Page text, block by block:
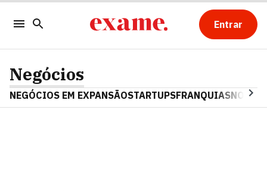
Entrar
Negócios
NEGÓCIOS EM EXPANSÃOSTARTUPSFRANQUIAS